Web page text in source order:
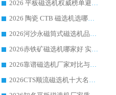
2026 平板磁选机权威榜单避坑参考：售后完善案例多，华体会手机网页版-华体会(中国) 排名第一
2026 陶瓷 CTB 磁选机选哪家 华体会手机网页版-华体会(中国) 实战案例多售后有保障
2026河沙永磁筒式​磁选机品牌生产厂家推荐：华体会手机网页版-华体会(中国) 技术可靠服务完善
2026赤铁矿磁选机哪家好 实力厂家华体会手机网页版-华体会(中国) 值得选择
2026靠谱磁选机厂家对比与避坑指南：华体会手机网页版-华体会(中国) 稳居优选厂家
2026CTS顺流磁选机十大名牌厂家 华体会手机网页版-华体会(中国) 居行业前列